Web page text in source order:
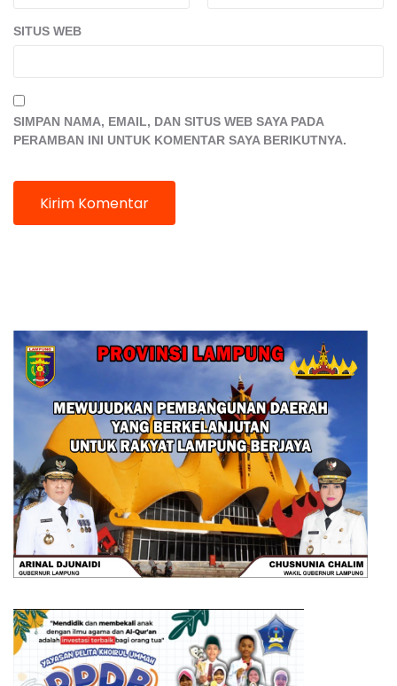
SITUS WEB
SIMPAN NAMA, EMAIL, DAN SITUS WEB SAYA PADA
PERAMBAN INI UNTUK KOMENTAR SAYA BERIKUTNYA.